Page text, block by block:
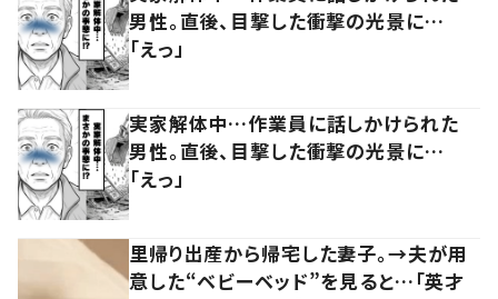
男性。直後、目撃した衝撃の光景に…
「えっ」
実家解体中…作業員に話しかけられた
男性。直後、目撃した衝撃の光景に…
「えっ」
里帰り出産から帰宅した妻子。→夫が用
意した“ベビーベッド”を見ると…「英才